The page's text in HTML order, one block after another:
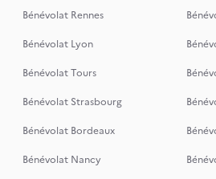
Bénévolat Rennes
Bénévolat Lyon
Bénévolat Tours
Bénévolat Strasbourg
Bénévolat Bordeaux
Bénévolat Nancy